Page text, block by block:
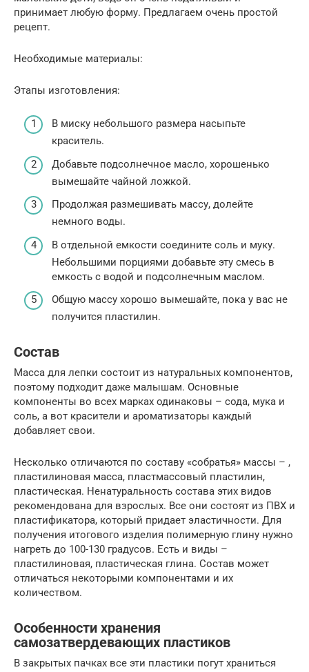
принимает любую форму. Предлагаем очень простой
рецепт.
Необходимые материалы:
Этапы изготовления:
В миску небольшого размера насыпьте
краситель.
Добавьте подсолнечное масло, хорошенько
вымешайте чайной ложкой.
Продолжая размешивать массу, долейте
немного воды.
В отдельной емкости соедините соль и муку.
Небольшими порциями добавьте эту смесь в
емкость с водой и подсолнечным маслом.
Общую массу хорошо вымешайте, пока у вас не
получится пластилин.
Состав
Масса для лепки состоит из натуральных компонентов,
поэтому подходит даже малышам. Основные
компоненты во всех марках одинаковы – сода, мука и
соль, а вот красители и ароматизаторы каждый
добавляет свои.
Несколько отличаются по составу «собратья» массы – ,
пластилиновая масса, пластмассовый пластилин,
пластическая. Ненатуральность состава этих видов
рекомендована для взрослых. Все они состоят из ПВХ и
пластификатора, который придает эластичности. Для
получения итогового изделия полимерную глину нужно
нагреть до 100-130 градусов. Есть и виды –
пластилиновая, пластическая глина. Состав может
отличаться некоторыми компонентами и их
количеством.
Особенности хранения
самозатвердевающих пластиков
В закрытых пачках все эти пластики погут храниться